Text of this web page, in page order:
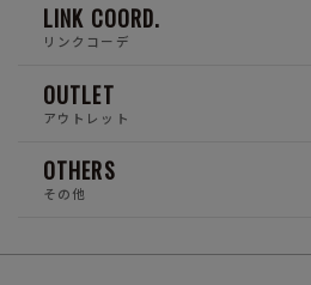
LINK COORD.
リンクコーデ
OUTLET
アウトレット
OTHERS
その他